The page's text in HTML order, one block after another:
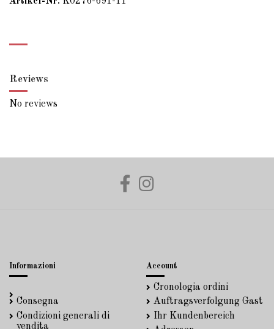
Reviews
No reviews
Informazioni
Consegna
Condizioni generali di
vendita
Account
Cronologia ordini
Auftragsverfolgung Gast
Ihr Kundenbereich